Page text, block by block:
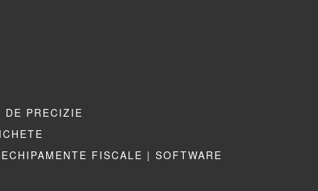
DE PRECIZIE
FISCALE | SOFTWARE